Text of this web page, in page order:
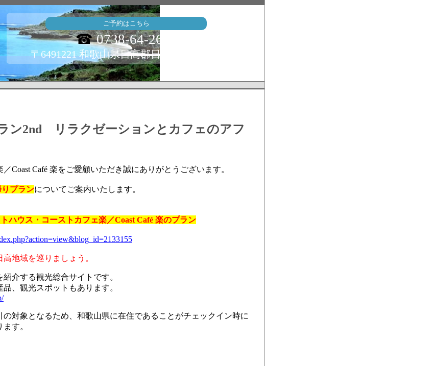
ご予約はこちら
☎0738-64-2659
〒6491221 和歌山県日高郡日高町志賀3820
ン2nd リラクゼーションとカフェのアフ
Coast Café 楽をご愛顧いただき誠にありがとうございます。
りプランについてご案内いたします。
ハウス・コーストカフェ楽／Coast Café 楽のプラン
地域を巡りましょう。
介する観光総合サイトです。
観光スポットもあります。
対象となるため、和歌山県に在住であることがチェックイン時に
す。